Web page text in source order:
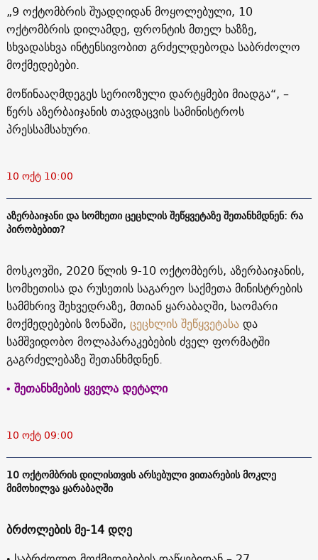
„9 ოქტომბრის შუადღიდან მოყოლებული, 10
ოქტომბრის დილამდე, ფრონტის მთელ ხაზზე,
სხვადასხვა ინტენსივობით გრძელდებოდა საბრძოლო
მოქმედებები.
მოწინააღმდეგეს სერიოზული დარტყმები მიადგა“, –
წერს აზერბაიჯანის თავდაცვის სამინისტროს
პრესსამსახური.
10 ოქტ 10:00
აზერბაიჯანი და სომხეთი ცეცხლის შეწყვეტაზე შეთანხმდნენ: რა
პირობებით?
მოსკოვში, 2020 წლის 9-10 ოქტომბერს, აზერბაიჯანის,
სომხეთისა და რუსეთის საგარეო საქმეთა მინისტრების
სამმხრივ შეხვედრაზე, მთიან ყარაბაღში, საომარი
მოქმედებების ზონაში, ცეცხლის შეწყვეტასადა
სამშვიდობო მოლაპარაკებების ძველ ფორმატში
გაგრძელებაზე შეთანხმდნენ.
• შეთანხმების ყველა დეტალი
10 ოქტ 09:00
10 ოქტომბრის დილისთვის არსებული ვითარების მოკლე
მიმოხილვა ყარაბაღში
ბრძოლების მე-14 დღე